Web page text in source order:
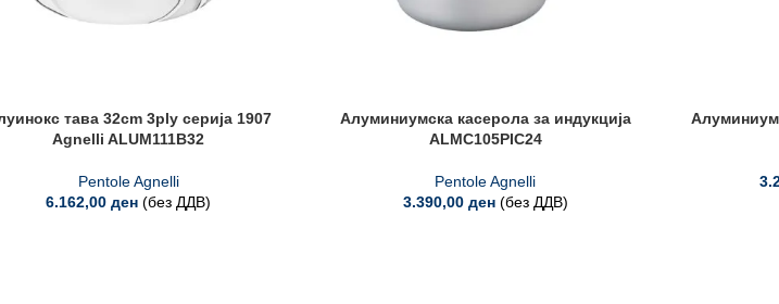
тава 32cm 3ply серија 1907
Agnelli ALUM111B32
Pentole Agnelli
6.162,00ден (без ДДВ)
Алуминиумска касерола за индукција
ALMC105PIC24
Pentole Agnelli
3.390,00 ден (без ДДВ)